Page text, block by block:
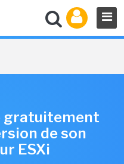
gratuitement
de son
ESXi